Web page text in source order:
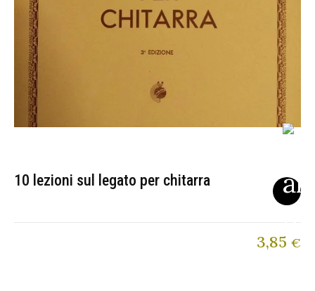
10 lezioni sul legato per chitarra
3,85 €